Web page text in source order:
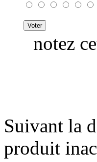
notez
Suivant la
produit